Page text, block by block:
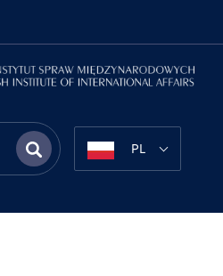
PL